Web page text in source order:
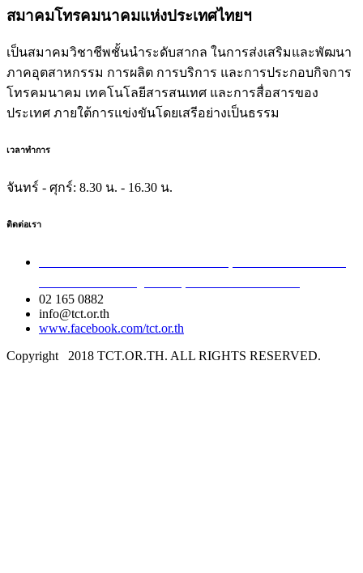
สมาคมโทรคมนาคมแห่งประเทศไทยฯ
เป็นสมาคมวิชาชีพชั้นนำระดับสากล ในการส่งเสริมและพัฒนา
ภาคอุตสาหกรรม การผลิต การบริการ และการประกอบกิจการ
โทรคมนาคม เทคโนโลยีสารสนเทศ และการสื่อสารของ
ประเทศ ภายใต้การแข่งขันโดยเสรีอย่างเป็นธรรม
เวลาทำการ
จันทร์ - ศุกร์: 8.30 น. - 16.30 น.
ติดต่อเรา
02 165 0882
info@tct.or.th
www.facebook.com/tct.or.th
Copyright
2018 TCT.OR.TH. ALL RIGHTS RESERVED.